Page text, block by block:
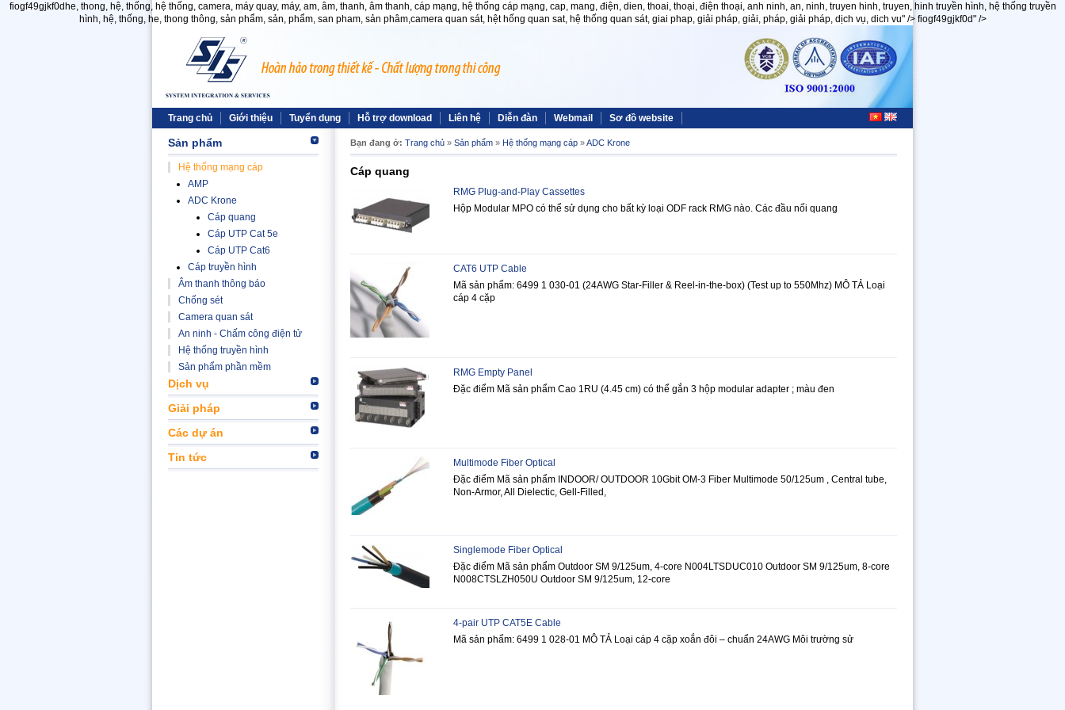
fiogf49gjkf0dhe, thong, hệ, thống, hệ thống, camera, máy quay, máy, am, âm, thanh, âm thanh, cáp mạng, hệ thống cáp mạng, cap, mang, điện, dien, thoai, thoại, điện thoại, anh ninh, an, ninh, truyen hinh, truyen, hinh truyền hình, hệ thống truyền
hình, hệ, thống, he, thong thông, sản phẩm, sản, phẩm, san pham, sản phâm,camera quan sát, hệt hống quan sat, hệ thống quan sát, giai phap, giải pháp, giải, pháp, giải pháp, dịch vụ, dich vu" /> fiogf49gjkf0d" />
Trang chủ Giới thiệu Tuyển dụng Hỗ trợ download Liên hệ Diễn đàn Webmail Sơ đồ website
Sản phẩm
Hệ thống mạng cáp
AMP
ADC Krone
Cáp quang
Cáp UTP Cat 5e
Cáp UTP Cat6
Cáp truyền hình
Âm thanh thông báo
Chống sét
Camera quan sát
An ninh - Chấm công điện tử
Hệ thống truyền hình
Sản phẩm phần mềm
Dịch vụ
Giải pháp
Các dự án
Tin tức
Bạn đang ở: Trang chủ » Sản phẩm » Hệ thống mạng cáp »ADC Krone
Cáp quang
RMG Plug-and-Play Cassettes
Hộp Modular MPO có thể sử dụng cho bất kỳ loại ODF rack RMG nào. Các đầu nối quang
CAT6 UTP Cable
Mã sản phẩm: 6499 1 030-01 (24AWG Star-Filler & Reel-in-the-box) (Test up to 550Mhz) MÔ TẢ Loại
cáp 4 cặp
RMG Empty Panel
Đặc điểm Mã sản phẩm Cao 1RU (4.45 cm) có thể gắn 3 hộp modular adapter ; màu đen
Multimode Fiber Optical
Đặc điểm Mã sản phẩm INDOOR/ OUTDOOR 10Gbit OM-3 Fiber Multimode 50/125um , Central tube,
Non-Armor, All Dielectic, Gell-Filled,
Singlemode Fiber Optical
Đặc điểm Mã sản phẩm Outdoor SM 9/125um, 4-core N004LTSDUC010 Outdoor SM 9/125um, 8-core
N008CTSLZH050U Outdoor SM 9/125um, 12-core
4-pair UTP CAT5E Cable
Mã sản phẩm: 6499 1 028-01 MÔ TẢ Loại cáp 4 cặp xoắn đôi – chuẩn 24AWG Môi trường sử